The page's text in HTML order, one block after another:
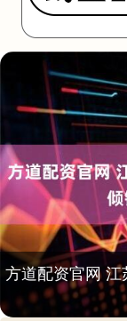
方道配资官网